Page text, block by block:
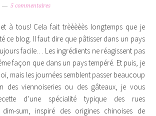
5 commentaires
à tous! Cela fait trèèèèès longtemps que je
ce blog. Il faut dire que pâtisser dans un pays
facile… Les ingrédients ne réagissent pas
façon que dans un pays tempéré. Et puis, je
mais les journées semblent passer beaucoup
des viennoiseries ou des gâteaux, je vous
d’une spécialité typique des rues
dim-sum, inspiré des origines chinoises de